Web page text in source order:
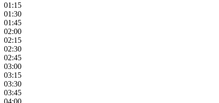
01:15
01:30
01:45
02:00
02:15
02:30
02:45
03:00
03:15
03:30
03:45
04:00